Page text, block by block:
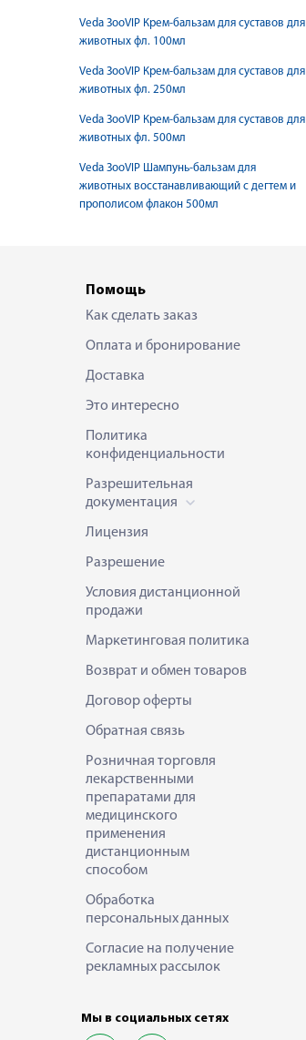
Veda ЗооVIP Крем-бальзам для суставов для
животных фл. 100мл
Veda ЗооVIP Крем-бальзам для суставов для
животных фл. 250мл
Veda ЗооVIP Крем-бальзам для суставов для
животных фл. 500мл
Veda ЗооVIP Шампунь-бальзам для
животных восстанавливающий с дегтем и
прополисом флакон 500мл
Помощь
Как сделать заказ
Оплата и бронирование
Доставка
Это интересно
Политика
конфиденциальности
Разрешительная
документация
Лицензия
Разрешение
Условия дистанционной
продажи
Маркетинговая политика
Возврат и обмен товаров
Договор оферты
Обратная связь
Розничная торговля
лекарственными
препаратами для
медицинского
применения
дистанционным
способом
Обработка
персональных данных
Согласие на получение
рекламных рассылок
Мы в социальных сетях